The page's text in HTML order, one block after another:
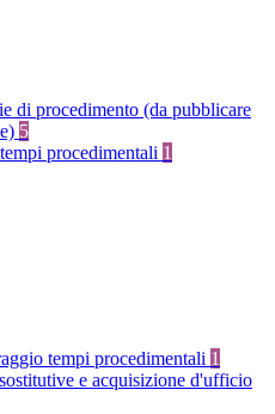
di procedimento (da pubblicare
5
procedimentali 1
tempi procedimentali 1
e acquisizione d'ufficio